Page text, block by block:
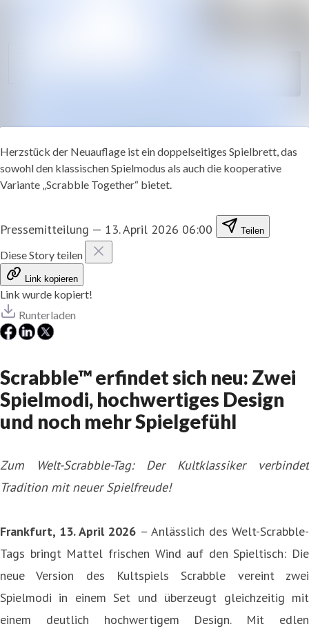
Herzstück der Neuauflage ist ein doppelseitiges Spielbrett, das
sowohl den klassischen Spielmodus als auch die kooperative
Variante „Scrabble Together“ bietet.
Pressemitteilung — 13. April 2026 06:00 Teilen
Diese Story teilen
Link kopieren
Link wurde kopiert!
Runterladen
Scrabble™ erfindet sich neu: Zwei
Spielmodi, hochwertiges Design
und noch mehr Spielgefühl
Zum Welt-Scrabble-Tag: Der Kultklassiker verbindet
Tradition mit neuer Spielfreude!
Frankfurt, 13. April 2026 – Anlässlich des Welt-Scrabble-
Tags bringt Mattel frischen Wind auf den Spieltisch: Die
neue Version des Kultspiels Scrabble vereint zwei
Spielmodi in einem Set und überzeugt gleichzeitig mit
einem deutlich hochwertigem Design. Mit edlen